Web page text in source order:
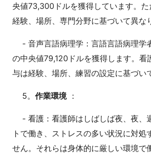
央値73,300ドルを獲得しています。た
経験、場所、専門分野に基づいて異な
- 音声言語病理学：言語言語病理学
の中央値79,120ドルを獲得します。看
与は経験、場所、練習の設定に基づい
5。 作業環境：
- 看護：看護師はしばしば夜、夜、
トで働き、ストレスの多い状況に対処
せん。それらは身体的に厳しい環境で